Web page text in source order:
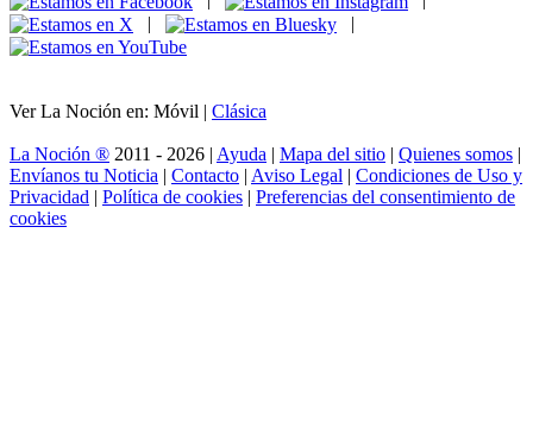
|
|
Ver La Noción en: Móvil | Clásica
La Noción ® 2011 - 2026 | Ayuda | Mapa del sitio | Quienes somos |
Envíanos tu Noticia | Contacto | Aviso Legal | Condiciones de Uso y
Privacidad | Política de cookies | Preferencias del consentimiento de
cookies